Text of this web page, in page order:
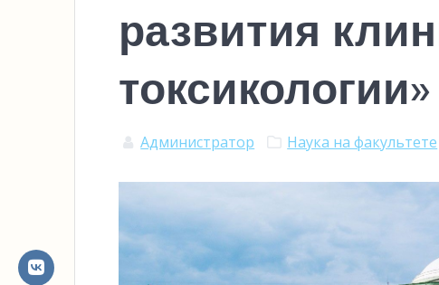
развития
токсикологии»
Администратор Наука на факультете